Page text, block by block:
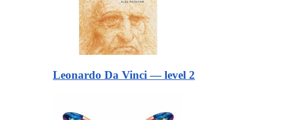
Leonardo Da Vinci — level 2